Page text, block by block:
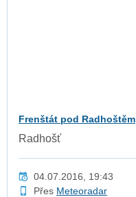
Frenštát pod Radhoštěm
Radhošť
04.07.2016, 19:43
Přes Meteoradar